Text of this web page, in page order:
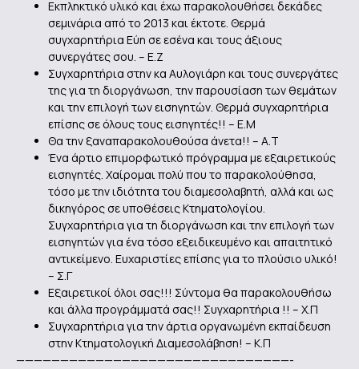
Eκπληκτικό υλικό και έχω παρακολουθήσει δεκάδες
σεμινάρια από το 2013 και έκτοτε. Θερμά
συγχαρητήρια Εύη σε εσένα και τους άξιους
συνεργάτες σου. – Ε.Ζ
Συγχαρητήρια στην κα Αυλογιάρη και τους συνεργάτες
της για τη διοργάνωση, την παρουσίαση των θεμάτων
και την επιλογή των εισηγητών. Θερμά συγχαρητήρια
επίσης σε όλους τους εισηγητές!! – Ε.Μ
Θα την ξαναπαρακολουθούσα άνετα!! – Α.Τ
Ένα άρτιο επιμορφωτικό πρόγραμμα με εξαιρετικούς
εισηγητές. Χαίρομαι πολύ που το παρακολούθησα,
τόσο με την ιδιότητα του διαμεσολαβητή, αλλά και ως
δικηγόρος σε υποθέσεις Κτηματολογίου.
Συγχαρητήρια για τη διοργάνωση και την επιλογή των
εισηγητών για ένα τόσο εξειδικευμένο και απαιτητικό
αντικείμενο. Ευχαριστίες επίσης για το πλούσιο υλικό!
– Σ.Γ
Εξαιρετικοί όλοι σας!!! Σύντομα θα παρακολουθήσω
και άλλα προγράμματά σας!! Συγχαρητήρια !! – Χ.Π
Συγχαρητήρια για την άρτια οργανωμένη εκπαίδευση
στην Κτηματολογική Διαμεσολάβηση! – Κ.Π
———————————————————————————————-